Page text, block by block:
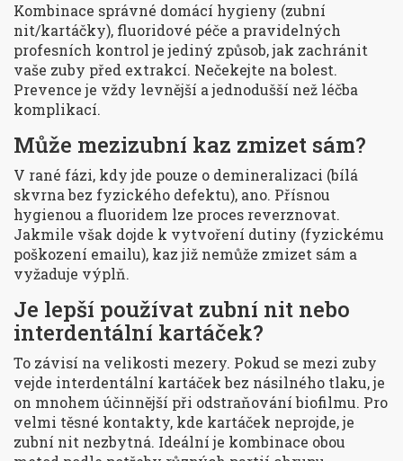
Kombinace správné domácí hygieny (zubní
nit/kartáčky), fluoridové péče a pravidelných
profesních kontrol je jediný způsob, jak zachránit
vaše zuby před extrakcí. Nečekejte na bolest.
Prevence je vždy levnější a jednodušší než léčba
komplikací.
Může mezizubní kaz zmizet sám?
V rané fázi, kdy jde pouze o demineralizaci (bílá
skvrna bez fyzického defektu), ano. Přísnou
hygienou a fluoridem lze proces reverznovat.
Jakmile však dojde k vytvoření dutiny (fyzickému
poškození emailu), kaz již nemůže zmizet sám a
vyžaduje výplň.
Je lepší používat zubní nit nebo
interdentální kartáček?
To závisí na velikosti mezery. Pokud se mezi zuby
vejde interdentální kartáček bez násilného tlaku, je
on mnohem účinnější při odstraňování biofilmu. Pro
velmi těsné kontakty, kde kartáček neprojde, je
zubní nit nezbytná. Ideální je kombinace obou